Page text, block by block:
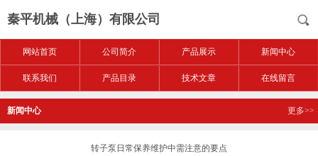
秦平机械（上海）有限公司
网站首页 公司简介 产品展示 新闻中心
联系我们 产品目录 技术文章 在线留言
新闻中心 更多>>
转子泵日常保养维护中需注意的要点